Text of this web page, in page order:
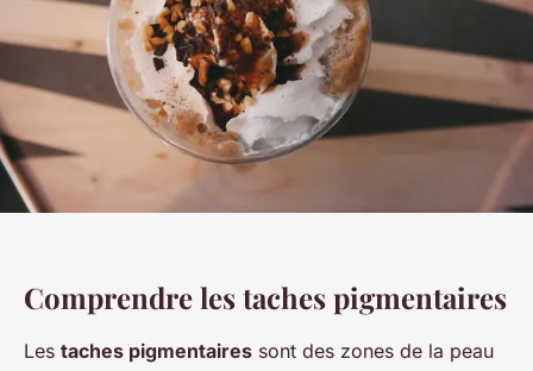
Comprendre les taches pigmentaires
Les taches pigmentaires sont des zones de la peau